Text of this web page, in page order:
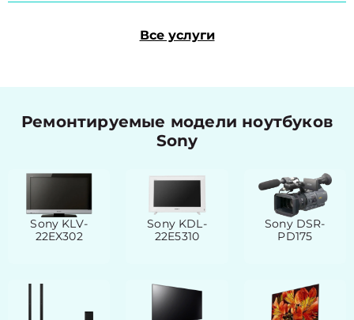
Все услуги
Ремонтируемые модели ноутбуков
Sony
Sony KLV-
22EX302
Sony KDL-
22E5310
Sony DSR-
PD175